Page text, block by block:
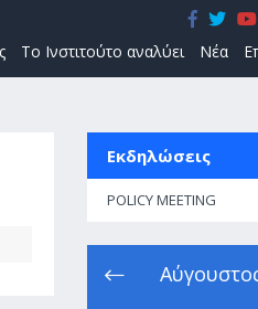
Το Ινστιτούτο αναλύει Νέα
Εκδηλώσεις
POLICY MEETING